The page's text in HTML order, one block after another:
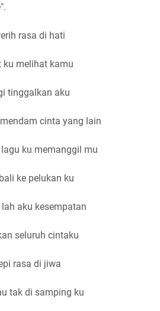
rasa di hati
ku melihat kamu
tinggalkan aku
cinta yang lain
ku memanggil mu
ke pelukan ku
aku kesempatan
seluruh cintaku
rasa di jiwa
tak di samping ku